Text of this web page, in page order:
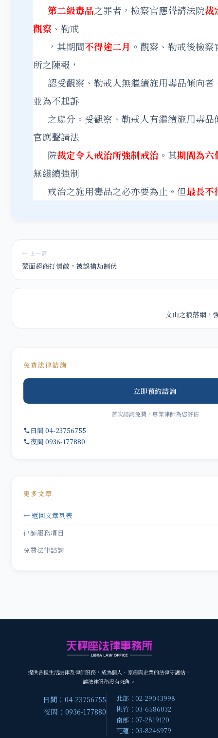
第二級毒品之罪者，檢察官應聲請法院裁
觀察 、勒戒
，其期間不得逾二月 。觀察、勒戒後檢
所之陳報，
認受觀察、勒戒人無繼續施用毒品傾向者
並為不起訴
之處分。受觀察、勒戒人有繼續施用毒品
官應聲請法
院裁定令入戒治所強制戒治 。其期間為六
無繼續強制
戒治之施用毒品之必亦要為止。但最長不
← 上一篇
蒙面超商打情敵，被誤搶劫制伏
文山之狼落網，
免費法律諮詢
立即預約諮詢
首次諮詢免費，專業律師為您評估
日間 04-23756755
夜間 0936-177880
更多文章
← 返回文章列表
律師服務項目
免費法律諮詢
提供各種生活法律及律師服務，成為個人、家庭與企業的法律守護站，
讓法律服務沒有死角。
日間：04-23756755
夜間：0936-177880
北部：02-29043998
桃竹：03-6586032
南部：07-2819120
花蓮：03-8246979